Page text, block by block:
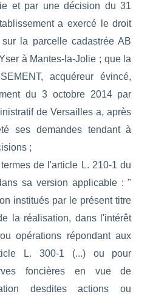
et par une décision du 31
a exercé le droit
la parcelle cadastrée AB
à Mantes-la-Jolie ; que la
acquéreur évincé,
du 3 octobre 2014 par
de Versailles a, après
ses demandes tendant à
;
de l'article L. 210-1 du
sa version applicable : "
institués par le présent titre
la réalisation, dans l'intérêt
opérations répondant aux
L. 300-1 (...) ou pour
foncières en vue de
desdites actions ou